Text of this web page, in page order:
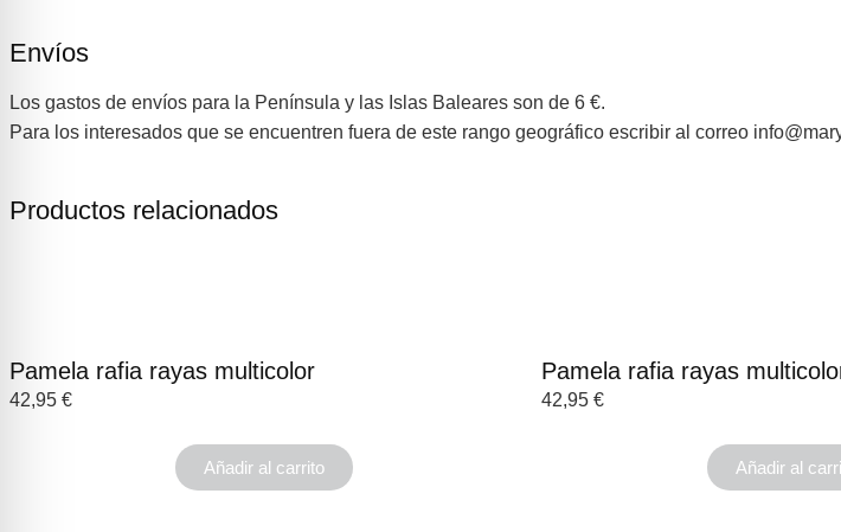
Envíos
Los gastos de envíos para la Península y las Islas Baleares son de 6 €.
Para los interesados que se encuentren fuera de este rango geográfico escribir al correo
Productos relacionados
Pamela rafia rayas multicolor
42,95 €
Añadir al carrito
Pamela rafia rayas
42,95€
Añadir al